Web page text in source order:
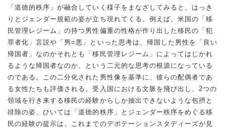
「道徳的秩序」が融合していく様子をまなざしてみると、はっき
りとジェンダー規範の姿が立ち現れてくる。例えば、米国の「移
民管理レジーム」の持つ男性偏重の性格が作り出した移民の「犯
罪者化」言説や「男=悪」といった思考は、帰国した男性を「良い
帰国者」なのかそれとも「移民管理レジーム」によってはじかれ
るような帰国者なのか、という二元的な思考の根源になっている
のである。この二分化された男性像を基準に、彼らの配偶者であ
る女性たちも評価される。受入国における文脈を飛び出し、2つの
領域を行き来する移民の経験からしか抽出できないような包摂と
排除の姿、ひいては「道徳的秩序」とジェンダー秩序をめぐる移
民の経験の提示は、これまでのデポテーションスタディーズが見